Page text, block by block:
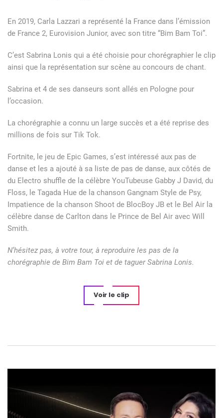
En 2019, Carla Lazzari a représenté la France dans l’émission
de France 2, Eurovision Junior, avec son titre “Bim Bam Toi”.
C’est Sabrina Lonis qui a été choisie pour chorégraphier le clip
ainsi que la représentation sur scène au concours de chant.
Sabrina et 4 de ses danseurs sont allés en Pologne pour
l’occasion.
La chorégraphie a connu un large succès et a été reprise des
millions de fois sur Tik Tok.
Fortnite, le jeu de Epic Games, s’est intéressé aux pas de
danse et les a ajouté à sa liste de pas de danse, aux côtés de
du Electro shuffle de la célèbre YouTubeuse Gabby J David, du
Floss, le Tagada Hue de la chanson Gangnam Style de Psy,
Impatience de la chanson Shoot de BlocBoy JB et le Bel Air la
célèbre danse de Carlton dans le Prince de Bel Air avec Will
Smith.
N’hésitez pas, à votre tour, à reproduire les pas de la
chorégraphie de Bim Bam Toi et de taguer Sabrina Lonis.
Voir le clip
de
l’article